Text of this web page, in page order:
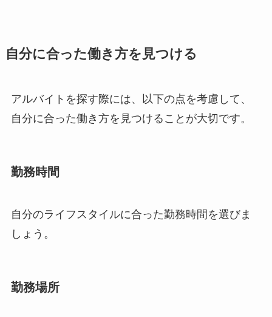
自分に合った働き方を見つける
アルバイトを探す際には、以下の点を考慮して、
自分に合った働き方を見つけることが大切です。
勤務時間
自分のライフスタイルに合った勤務時間を選びま
しょう。
勤務場所